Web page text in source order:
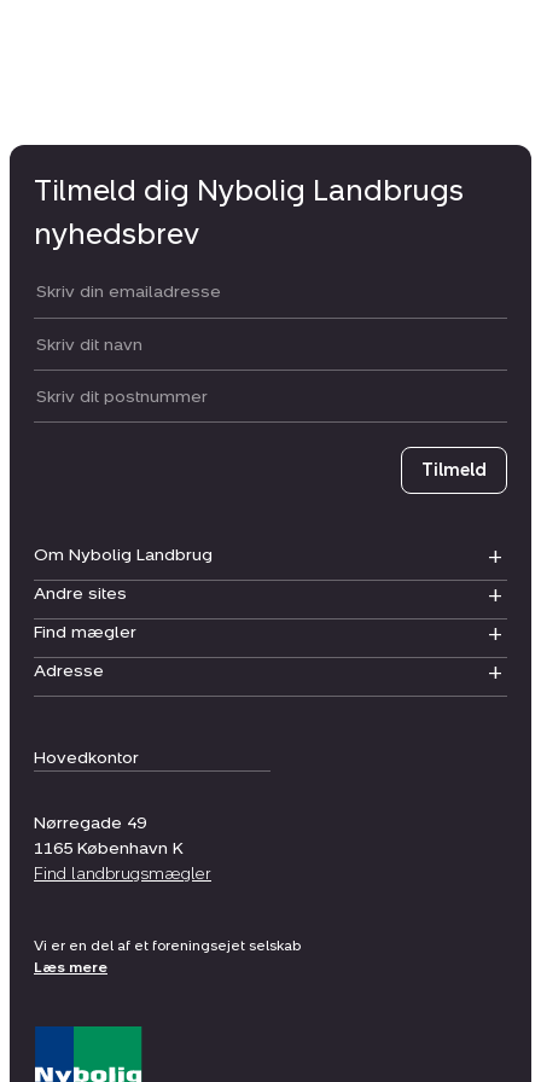
Hovedkontor
Nørregade 49
1165 København K
Find landbrugsmægler
Om Nybolig Landbrug
Andre sites
Find mægler
Adresse
Tilmeld dig Nybolig Landbrugs
nyhedsbrev
Din email:
Dit navn:
Postnummer
Tilmeld
Vi er en del af et foreningsejet selskab
Læs mere